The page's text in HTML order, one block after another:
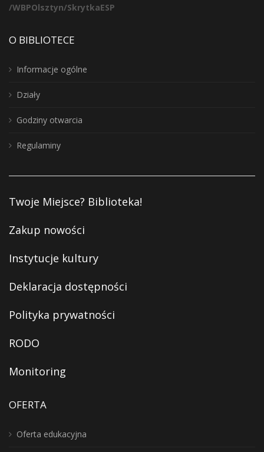
/WBPOlsztyn/SkrytkaESP
O BIBLIOTECE
Informacje ogólne
Działy
Godziny otwarcia
Regulaminy
Twoje Miejsce? Biblioteka!
Zakup nowości
Instytucje kultury
Deklaracja dostępności
Polityka prywatności
RODO
Monitoring
OFERTA
Oferta edukacyjna